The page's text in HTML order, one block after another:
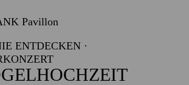
Pavillon
ENTDECKEN ·